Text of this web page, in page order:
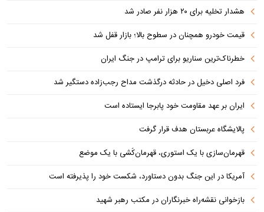
هشدار تخلیه برای ۲۰ هزار نفر صادر شد
قیمت خودرو همچنان در سطوح بالا؛ بازار قفل شد
خطرناک‌ترین سناریو برای ترامپ در جنگ ایران
فرد اصلی دخیل در حادثه درگذشت مداح رجب‌زاده دستگیر شد
ایران بر عهد مقاومت خود پابرجا ایستاده است
پالایشگاه عربستان هدف قرار گرفت
قهرمان‌سازی با یک استوری، قهرمان‌کُشی با یک موضع
آمریکا در این جنگ بدون دستاورد، شکست خود را پذیرفته است
بازخوانی نقشه‌راه خبرنگاران در مکتب رهبر شهید